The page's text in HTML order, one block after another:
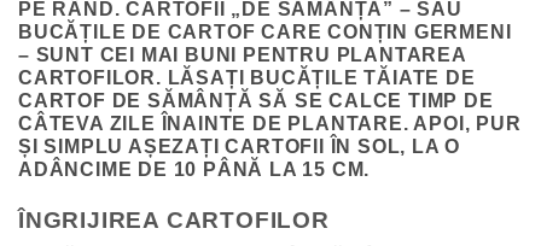
PE RÂND. CARTOFII „DE SĂMÂNȚĂ” – SAU
BUCĂȚILE DE CARTOF CARE CONȚIN GERMENI
– SUNT CEI MAI BUNI PENTRU PLANTAREA
CARTOFILOR. LĂSAȚI BUCĂȚILE TĂIATE DE
CARTOF DE SĂMÂNȚĂ SĂ SE CALCE TIMP DE
CÂTEVA ZILE ÎNAINTE DE PLANTARE. APOI, PUR
ȘI SIMPLU AȘEZAȚI CARTOFII ÎN SOL, LA O
ADÂNCIME DE 10 PÂNĂ LA 15 CM.
ÎNGRIJIREA CARTOFILOR